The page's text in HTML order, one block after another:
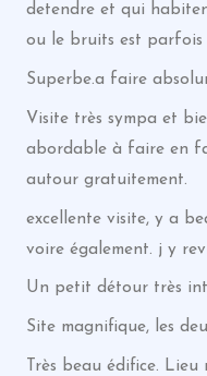
detendre et qui
ou le bruits est parfois
Superbe.a faire
Visite très sympa et
abordable à faire en
autour gratuitement.
excellente visite, y a
voire également. j y
Un petit détour très
Site magnifique, les
Très beau édifice. Lieu